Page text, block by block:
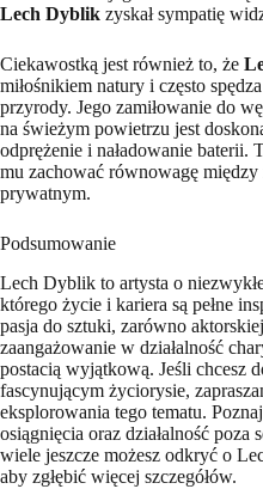
Lech Dyblik zyskał sympatię
Ciekawostką jest również to, że
miłośnikiem natury i często
przyrody. Jego zamiłowanie do
na świeżym powietrzu jest
odprężenie i naładowanie baterii.
mu zachować równowagę
prywatnym.
Podsumowanie
Lech Dyblik to artysta o
którego życie i kariera są pełne
pasja do sztuki, zarówno
zaangażowanie w działalność
postacią wyjątkową. Jeśli chcesz
fascynującym życiorysie,
eksplorowania tego tematu.
osiągnięcia oraz działalność poza
wiele jeszcze możesz odkryć o
aby zgłębić więcej szczegółów.